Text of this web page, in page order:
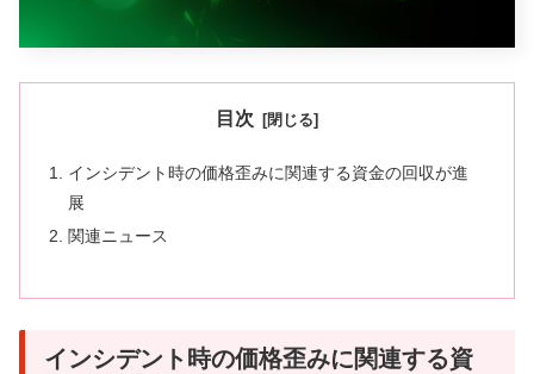
目次
インシデント時の価格歪みに関連する資金の回収が進
展
関連ニュース
インシデント時の価格歪みに関連する資